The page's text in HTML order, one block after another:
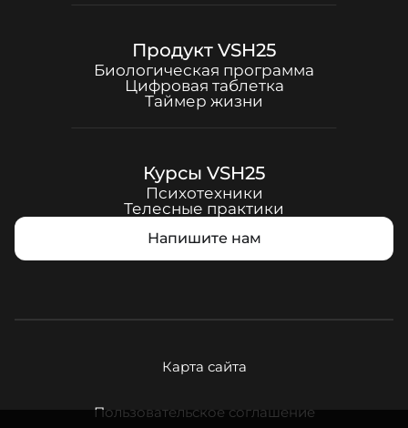
Продукт VSH25
Биологическая программа
Цифровая таблетка
Таймер жизни
Курсы VSH25
Психотехники
Телесные практики
Напишите нам
Карта сайта
Пользовательское соглашение